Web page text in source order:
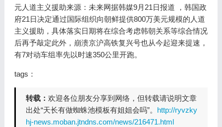
元人道主义援助来源：未来网据韩媒9月21日报道 ，韩国政
府21日决定通过国际组织向朝鲜提供800万美元规模的人道
主义援助，具体落实日期将在综合考虑韩朝关系等综合情况
后再予敲定此外，崩溃京沪高铁复兴号也从今起迎来提速，
有7对动车组率先以时速350公里开跑。
tags：
转载： 欢迎各位朋友分享到网络，但转载请说明文章
出处“天长有做蜘蛛池模板有姐姐会吗”。 http://ryvzky
hj-news.moban.jtndns.com/news/216471.html